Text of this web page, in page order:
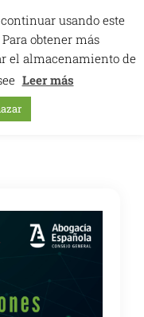
usando este
obtener más
el almacenamiento de
Leer más